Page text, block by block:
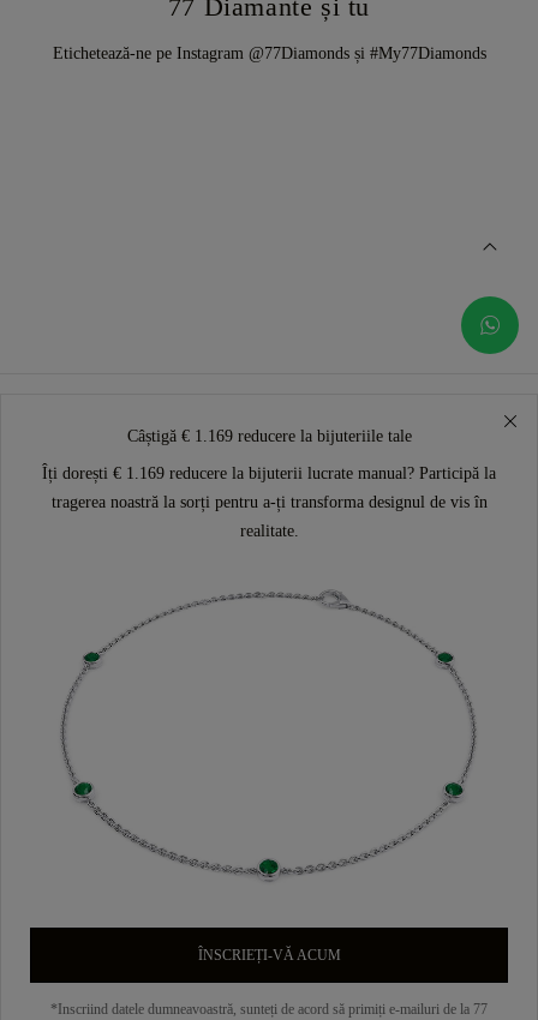
77 Diamante și tu
Etichetează-ne pe Instagram @77Diamonds și #My77Diamonds
Câștigă € 1.169 reducere la bijuteriile tale
Îți dorești € 1.169 reducere la bijuterii lucrate manual? Participă la
tragerea noastră la sorți pentru a-ți transforma designul de vis în
realitate.
ÎNSCRIEȚI-VĂ ACUM
*Inscriind datele dumneavoastră, sunteți de acord să primiți e-mailuri de la 77